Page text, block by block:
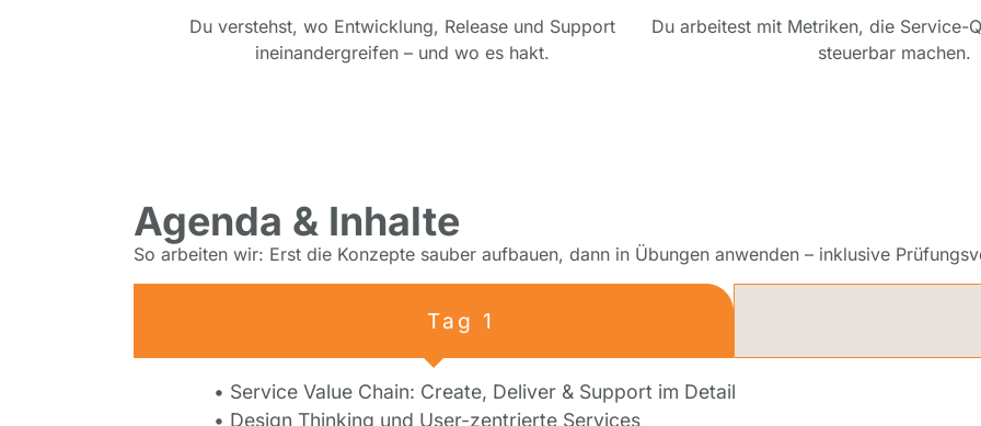
Du verstehst, wo Entwicklung, Release und Support
ineinandergreifen – und wo es hakt.
Du arbeitest mit Metriken, die Service-
steuerbar machen.
Agenda & Inhalte
So arbeiten wir: Erst die Konzepte sauber aufbauen, dann in Übungen anwenden – inklusive
Tag 1
• Service Value Chain: Create, Deliver & Support im Detail
• Design Thinking und User-zentrierte Services